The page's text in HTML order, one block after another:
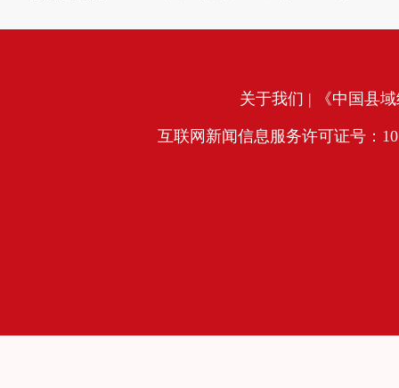
关于我们 | 《中国县
互联网新闻信息服务许可证号：